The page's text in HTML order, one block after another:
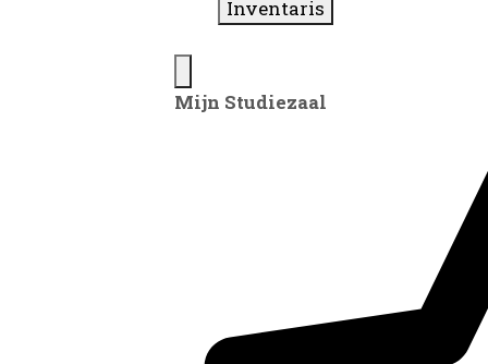
Inventaris
Mijn Studiezaal